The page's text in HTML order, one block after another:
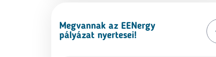
Megvannak az EENergy
pályázat nyertesei!